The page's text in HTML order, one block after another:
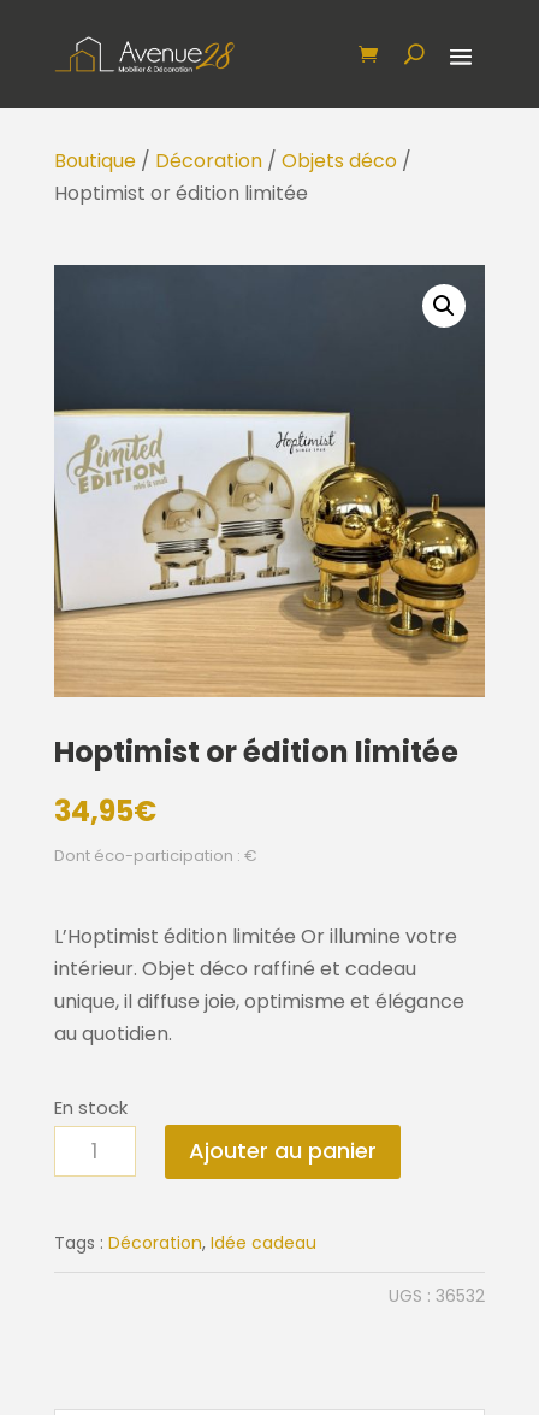
Boutique/ Décoration/ Objets déco/
Hoptimist or édition limitée
Hoptimist or édition limitée
34,95€
Dont éco-participation : €
L’Hoptimist édition limitée Or illumine votre
intérieur. Objet déco raffiné et cadeau
unique, il diffuse joie, optimisme et élégance
au quotidien.
En stock
quantité
de
or
édition
Ajouter au panier
Tags : Décoration, Idée cadeau
UGS :36532